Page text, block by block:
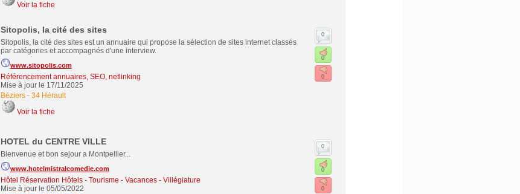
Voir la fiche
Sitopolis, la cité des sites
Sitopolis, la cité des sites est un annuaire qui propose la sélection de sites internet classés
par catégories et accompagnés d'une interview.
www.sitopolis.com
Référencement annuaires, SEO, netlinking
Mise à jour le 17/11/2025
Béziers- 34 Hérault
Voir la fiche
0
0
0
HOTEL du CENTRE VILLE
Bienvenue et bon sejour a Montpellier...
www.hotelmistralcomedie.com
Hôtel Réservation Hôtels- Tourisme - Vacances - Villégiature
Mise à jour le 05/05/2022
0
0
0